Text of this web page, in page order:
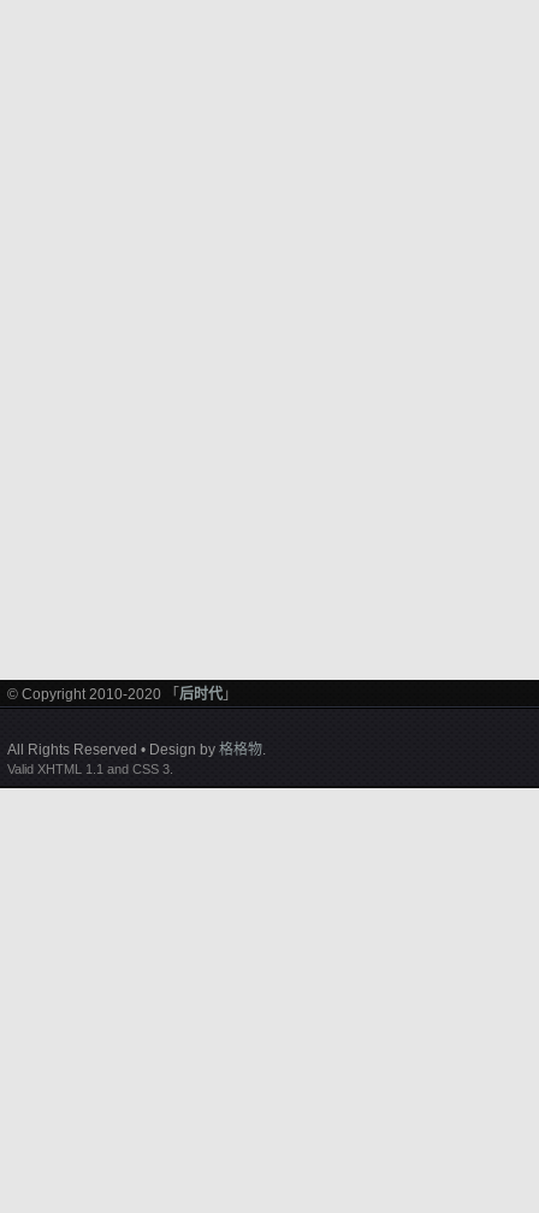
© Copyright 2010-2020 「 后时代 」
All Rights Reserved • Design by 格格物.
Valid XHTML 1.1 and CSS 3.